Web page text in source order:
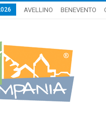
AVELLINO BENEVENTO